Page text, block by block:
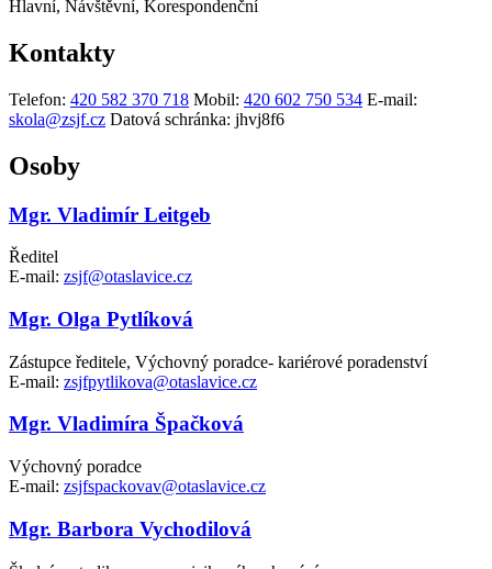
Hlavní, Návštěvní, Korespondenční
Kontakty
Telefon: 420 582 370 718 Mobil: 420 602 750 534 E-mail:
skola@zsjf.cz Datová schránka: jhvj8f6
Osoby
Mgr. Vladimír Leitgeb
Ředitel
E-mail: zsjf@otaslavice.cz
Mgr. Olga Pytlíková
Zástupce ředitele, Výchovný poradce- kariérové poradenství
E-mail: zsjfpytlikova@otaslavice.cz
Mgr. Vladimíra Špačková
Výchovný poradce
E-mail: zsjfspackovav@otaslavice.cz
Mgr. Barbora Vychodilová